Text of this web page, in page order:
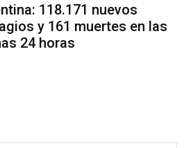
118.171 nuevos
y 161 muertes en las
24 horas